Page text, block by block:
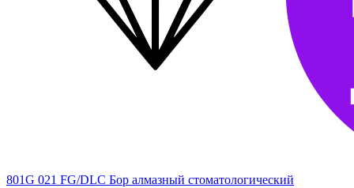
801G 021 FG/DLC Бор алмазный стоматологический